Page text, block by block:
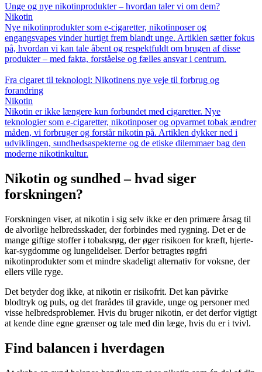
Unge og nye nikotinprodukter – hvordan taler vi om dem?
Nikotin
Nye nikotinprodukter som e-cigaretter, nikotinposer og
engangsvapes vinder hurtigt frem blandt unge. Artiklen sætter fokus
på, hvordan vi kan tale åbent og respektfuldt om brugen af disse
produkter – med fakta, forståelse og fælles ansvar i centrum.
Fra cigaret til teknologi: Nikotinens nye veje til forbrug og
forandring
Nikotin
Nikotin er ikke længere kun forbundet med cigaretter. Nye
teknologier som e-cigaretter, nikotinposer og opvarmet tobak ændrer
måden, vi forbruger og forstår nikotin på. Artiklen dykker ned i
udviklingen, sundhedsaspekterne og de etiske dilemmaer bag den
moderne nikotinkultur.
Nikotin og sundhed – hvad siger
forskningen?
Forskningen viser, at nikotin i sig selv ikke er den primære årsag til
de alvorlige helbredsskader, der forbindes med rygning. Det er de
mange giftige stoffer i tobaksrøg, der øger risikoen for kræft, hjerte-
kar-sygdomme og lungelidelser. Derfor betragtes røgfri
nikotinprodukter som et mindre skadeligt alternativ for voksne, der
ellers ville ryge.
Det betyder dog ikke, at nikotin er risikofrit. Det kan påvirke
blodtryk og puls, og det frarådes til gravide, unge og personer med
visse helbredsproblemer. Hvis du bruger nikotin, er det derfor vigtigt
at kende dine egne grænser og tale med din læge, hvis du er i tvivl.
Find balancen i hverdagen